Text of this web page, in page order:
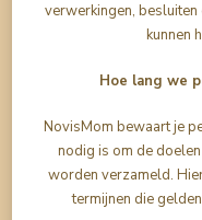
verwerkingen,
kunnen
Hoe lang we
NovisMom bewaart je
nodig is om de
worden verzameld.
termijnen die